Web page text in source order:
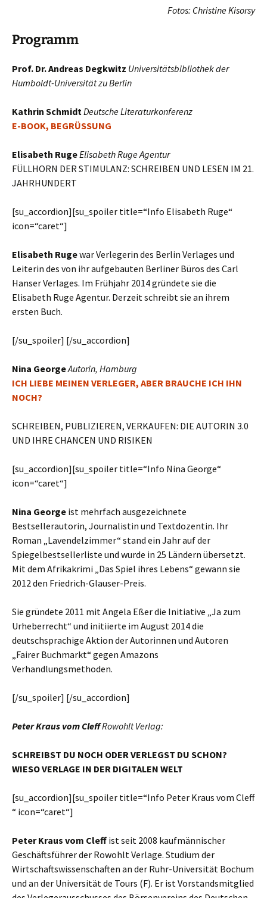
Fotos: Christine Kisorsy
Programm
Prof. Dr. Andreas Degkwitz Universitätsbibliothek der
Humboldt-Universität zu Berlin
Kathrin SchmidtDeutsche Literaturkonferenz
E-BOOK, BEGRÜSSUNG
Elisabeth RugeElisabeth Ruge Agentur
FÜLLHORN DERSTIMULANZ: SCHREIBEN UND LESEN IM 21.
JAHRHUNDERT
[su_accordion][su_spoiler title=“Info Elisabeth Ruge“
icon=“caret“]
Elisabeth Rugewar Verlegerin des Berlin Verlages und
Leiterin des von ihr aufgebauten Berliner Büros des Carl
Hanser Verlages. Im Frühjahr 2014 gründete sie die
Elisabeth Ruge Agentur. Derzeit schreibt sie an ihrem
ersten Buch.
[/su_spoiler] [/su_accordion]
Nina GeorgeAutorin, Hamburg
ICH LIEBE MEINEN VERLEGER, ABER BRAUCHE ICH IHN
NOCH?
SCHREIBEN, PUBLIZIEREN, VERKAUFEN: DIE AUTORIN 3.0
UND IHRE CHANCEN UND RISIKEN
[su_accordion][su_spoiler title=“Info Nina George“
icon=“caret“]
Nina George ist mehrfach ausgezeichnete
Bestsellerautorin, Journalistin und Textdozentin. Ihr
Roman „Lavendelzimmer“ stand ein Jahr auf der
Spiegelbestsellerliste und wurde in 25 Ländern übersetzt.
Mit dem Afrikakrimi „Das Spiel ihres Lebens“ gewann sie
2012 den Friedrich-Glauser-Preis.
Sie gründete 2011 mit Angela Eßer die Initiative „Ja zum
Urheberrecht“ und initiierte im August 2014 die
deutschsprachige Aktion der Autorinnen und Autoren
„Fairer Buchmarkt“ gegen Amazons
Verhandlungsmethoden.
[/su_spoiler] [/su_accordion]
Peter Kraus vom CleffRowohlt Verlag:
SCHREIBST DU NOCH ODER VERLEGST DU SCHON?
WIESOVERLAGE IN DER DIGITALEN WELT
[su_accordion][su_spoiler title=“Info Peter Kraus vom Cleff
“ icon=“caret“]
Peter Kraus vom Cleff ist seit 2008 kaufmännischer
Geschäftsführer der Rowohlt Verlage. Studium der
Wirtschaftswissenschaften an der Ruhr-Universität Bochum
und an der Universität de Tours (F). Er ist Vorstandsmitglied